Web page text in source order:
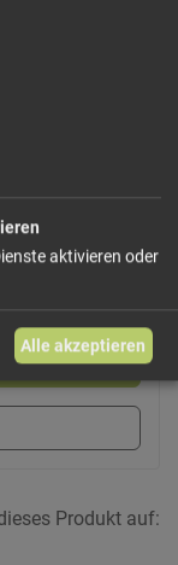
frischer
Produkt auf:
aktivieren oder
Alle akzeptieren